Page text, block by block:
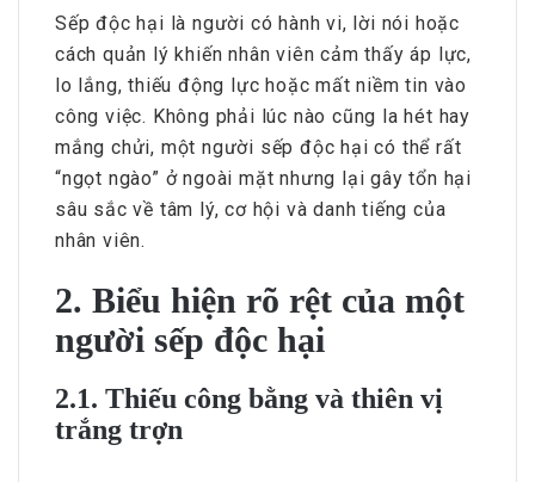
Sếp độc hại là người có hành vi, lời nói hoặc
cách quản lý khiến nhân viên cảm thấy áp lực,
lo lắng, thiếu động lực hoặc mất niềm tin vào
công việc. Không phải lúc nào cũng la hét hay
mắng chửi, một người sếp độc hại có thể rất
“ngọt ngào” ở ngoài mặt nhưng lại gây tổn hại
sâu sắc về tâm lý, cơ hội và danh tiếng của
nhân viên.
2. Biểu hiện rõ rệt của một
người sếp độc hại
2.1. Thiếu công bằng và thiên vị
trắng trợn